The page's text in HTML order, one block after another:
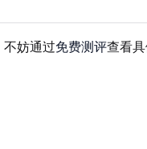
不妨通过免费测评查看具